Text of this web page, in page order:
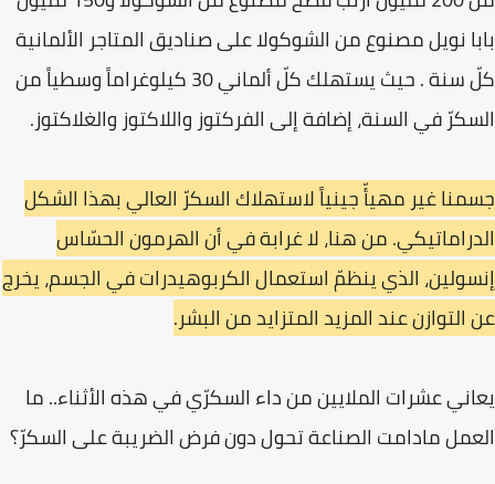
بابا نويل مصنوع من الشوكولا على صناديق المتاجر الألمانية
كلّ سنة . حيث يستهلك كلّ ألماني 30 كيلوغراماً وسطياً من
السكرّ في السنة، إضافة إلى الفركتوز واللاكتوز والغلاكتوز.
جسمنا غير مهيأّ جينياً لاستهلاك السكرّ العالي بهذا الشكل
الدراماتيكي. من هنا، لا غرابة في أن الهرمون الحسّاس
إنسولين، الذي ينظمّ استعمال الكربوهيدرات في الجسم، يخرج
عن التوازن عند المزيد المتزايد من البشر.
يعاني عشرات الملايين من داء السكرّي في هذه الأثناء.. ما
العمل مادامت الصناعة تحول دون فرض الضريبة على السكرّ؟